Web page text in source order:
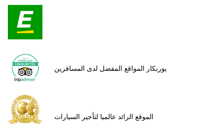
يوربكار المواقع المفضل لدى المسافرين
الموقع الرائد عالميا لتأجير السيارات